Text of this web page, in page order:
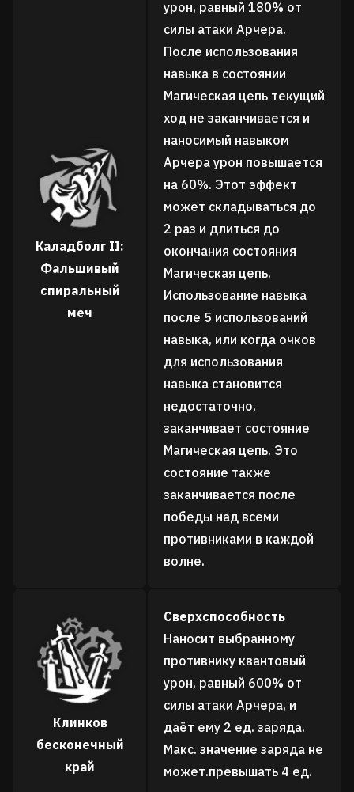
Каладболг II:
Фальшивый
спиральный
меч
урон, равный 180% от
силы атаки Арчера.
После использования
навыка в состоянии
Магическая цепь текущий
ход не заканчивается и
наносимый навыком
Арчера урон повышается
на 60%. Этот эффект
может складываться до
2 раз и длиться до
окончания состояния
Магическая цепь.
Использование навыка
после 5 использований
навыка, или когда очков
для использования
навыка становится
недостаточно,
заканчивает состояние
Магическая цепь. Это
состояние также
заканчивается после
победы над всеми
противниками в каждой
волне.
Клинков
бесконечный
край
Сверхспособность
Наносит выбранному
противнику квантовый
урон, равный 600% от
силы атаки Арчера, и
даёт ему 2 ед. заряда.
Макс. значение заряда не
может.превышать 4 ед.